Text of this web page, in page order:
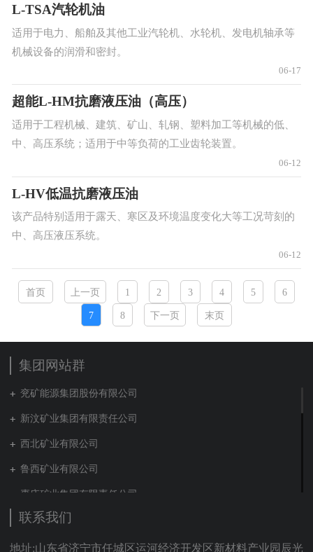
L-TSA汽轮机油
适用于电力、船舶及其他工业汽轮机、水轮机、发电机轴承等
机械设备的润滑和密封。
06-17
超能L-HM抗磨液压油（高压）
适用于工程机械、建筑、矿山、轧钢、塑料加工等机械的低、
中、高压系统；适用于中等负荷的工业齿轮装置。
06-12
L-HV低温抗磨液压油
该产品特别适用于露天、寒区及环境温度变化大等工况苛刻的
中、高压液压系统。
06-12
首页 上一页 1 2 3 4 5 6
7 8 下一页 末页
集团网站群
兖矿能源集团股份有限公司
新汶矿业集团有限责任公司
西北矿业有限公司
鲁西矿业有限公司
枣庄矿业集团有限责任公司
兖矿新疆能化有限公司
山东泰山地勘集团
联系我们
地址:山东省济宁市任城区运河经济开发区新材料产业园辰光